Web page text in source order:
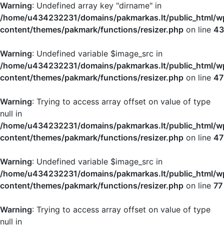
Warning: Undefined array key "dirname" in
/home/u434232231/domains/pakmarkas.lt/public_html/
content/themes/pakmark/functions/resizer.php on line 43
Warning: Undefined variable $image_src in
/home/u434232231/domains/pakmarkas.lt/public_html/
content/themes/pakmark/functions/resizer.php on line 47
Warning: Trying to access array offset on value of type
null in
/home/u434232231/domains/pakmarkas.lt/public_html/
content/themes/pakmark/functions/resizer.php on line 47
Warning: Undefined variable $image_src in
/home/u434232231/domains/pakmarkas.lt/public_html/
content/themes/pakmark/functions/resizer.php on line 77
Warning: Trying to access array offset on value of type
null in